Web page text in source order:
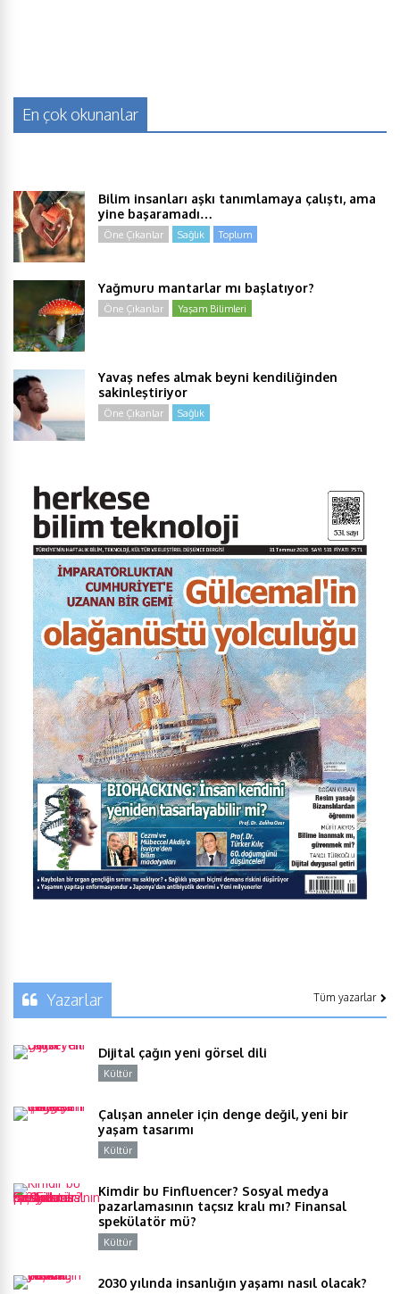
En çok okunanlar
Bilim insanları aşkı tanımlamaya çalıştı, ama
yine başaramadı…
Öne Çıkanlar Sağlık Toplum
Yağmuru mantarlar mı başlatıyor?
Öne Çıkanlar Yaşam Bilimleri
Yavaş nefes almak beyni kendiliğinden
sakinleştiriyor
Öne Çıkanlar Sağlık
Yazarlar Tüm yazarlar
Dijital çağın yeni görsel dili
Kültür
Çalışan anneler için denge değil, yeni bir
yaşam tasarımı
Kültür
Kimdir bu Finfluencer? Sosyal medya
pazarlamasının taçsız kralı mı? Finansal
spekülatör mü?
Kültür
2030 yılında insanlığın yaşamı nasıl olacak?